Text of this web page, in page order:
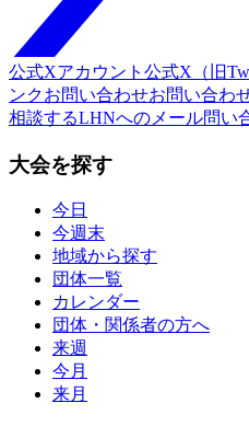
公式Xアカウント 公式X（旧
ンクお問い合わせお問い合わ
相談するLHNへのメール問い
大会を探す
今日
今週末
地域から探す
団体一覧
カレンダー
団体・関係者の方へ
来週
今月
来月